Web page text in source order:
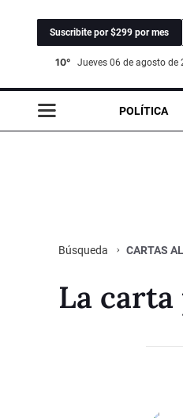
Suscribite por $299 por mes
10° jueves 06 de agosto de
POLÍTICA
Búsqueda CARTAS
La